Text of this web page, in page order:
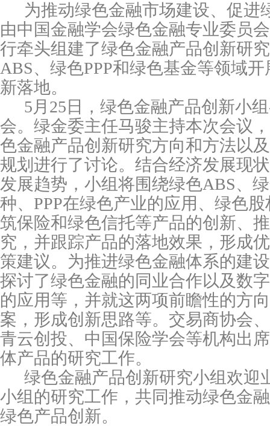
为推动绿色金融市场建设、促进
由中国金融学会绿色金融专业委员
行牵头组建了绿色金融产品创新研
ABS、绿色PPP和绿色基金等领域
新落地。
5月 25 日，绿色金融产品创新小
会。绿金委主任马骏主持本次会议
色金融产品创新研究方向和方法以
规划进行了讨论。结合经济发展现
发展趋势，小组将围绕绿色ABS、
种、 PPP在绿色产业的应用、绿色
筑保险和绿色信托等产品的创新、
究，并跟踪产品的落地效果，形成
策建议。为推进绿色金融体系的建
探讨了绿色金融的同业合作以及数
的应用等，并就这两项前瞻性的方
案，形成创新思路等。交易商协会
青云创投、中国保险学会等机构出
体产品的研究工作。
绿色金融产品创新研究小组欢迎
小组的研究工作，共同推动绿色金
绿色产品创新。